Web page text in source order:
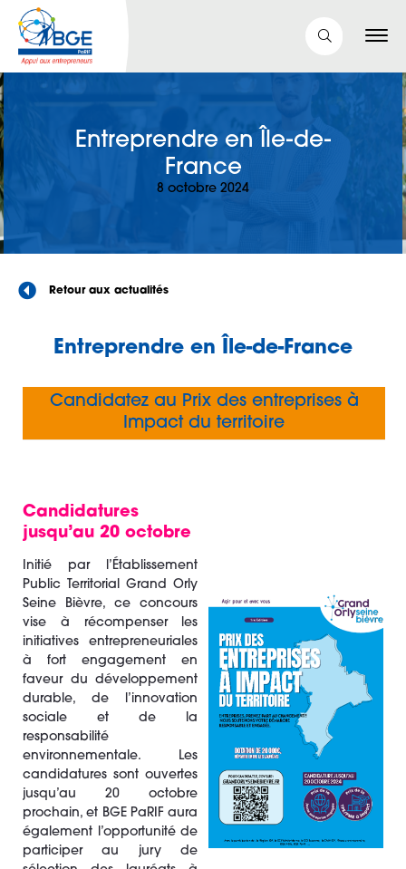
Entreprendre en Île-de-
France
8 octobre 2024
Retour aux actualités
Entreprendre en Île-de-France
Candidatez au Prix des entreprises à
Impact du territoire
Candidatures
jusqu’au 20 octobre
­Initié par l’Établissement
Public Territorial Grand Orly
Seine Bièvre, ce concours
vise à récompenser les
initiatives entrepreneuriales
à fort engagement en
faveur du développement
durable, de l’innovation
sociale et de la
responsabilité
environnementale. Les
candidatures sont ouvertes
jusqu’au 20 octobre
prochain, et BGE PaRIF aura
également l’opportunité de
participer au jury de